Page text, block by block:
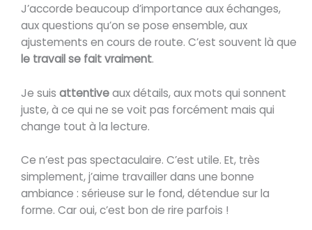
J’accorde beaucoup d’importance aux échanges,
aux questions qu’on se pose ensemble, aux
ajustements en cours de route. C’est souvent là que
le travail se fait vraiment.
Je suis attentiveaux détails, aux mots qui sonnent
juste, à ce qui ne se voit pas forcément mais qui
change tout à la lecture.
Ce n’est pas spectaculaire. C’est utile. Et, très
simplement, j’aime travailler dans une bonne
ambiance : sérieuse sur le fond, détendue sur la
forme. Car oui, c’est bon de rire parfois !